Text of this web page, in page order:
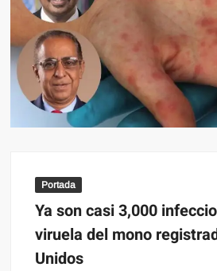
Portada
Ya son casi 3,000
viruela del mono
Unidos